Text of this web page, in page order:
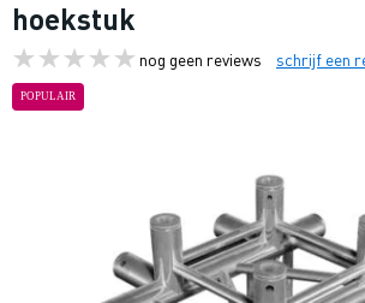
hoekstuk
nog geen reviews schrijf een
POPULAIR